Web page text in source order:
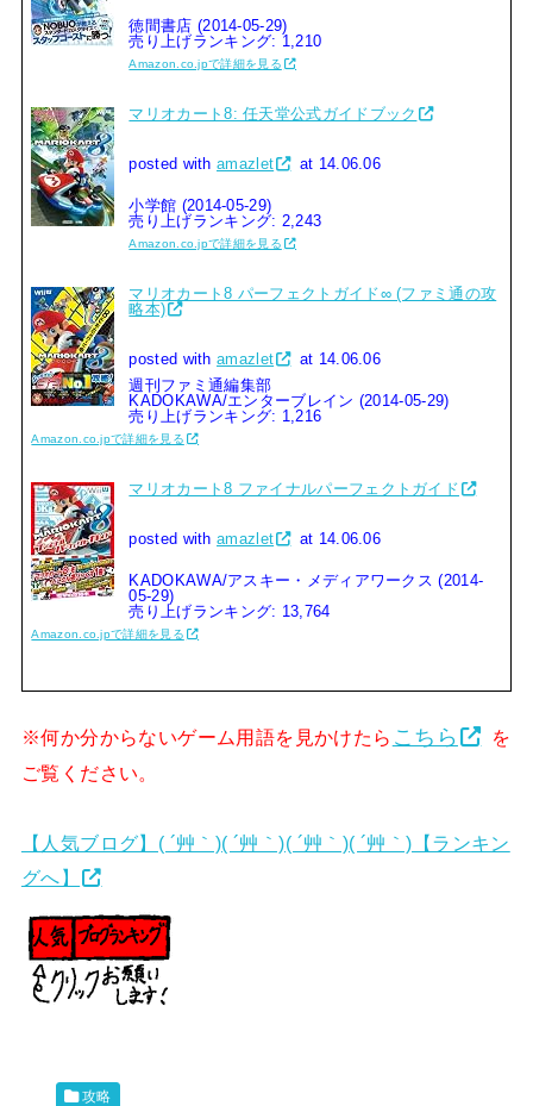
徳間書店 (2014-05-29)
売り上げランキング: 1,210
Amazon.co.jpで詳細を見る
マリオカート8: 任天堂公式ガイドブック
posted withamazlet at 14.06.06
小学館 (2014-05-29)
売り上げランキング: 2,243
Amazon.co.jpで詳細を見る
マリオカート8 パーフェクトガイド∞ (ファミ通の攻
略本)
posted withamazlet
at 14.06.06
週刊ファミ通編集部
KADOKAWA/エンターブレイン (2014-05-29)
売り上げランキング: 1,216
Amazon.co.jpで詳細を見る
マリオカート8 ファイナルパーフェクトガイド
posted withamazlet at 14.06.06
KADOKAWA/アスキー・メディアワークス (2014-
05-29)
売り上げランキング: 13,764
Amazon.co.jpで詳細を見る
※何か分からないゲーム用語を見かけたら こちら
を
ご覧ください。
【人気ブログ】( ´艸｀)( ´艸｀)( ´艸｀)( ´艸｀)【ランキン
グへ】
攻略